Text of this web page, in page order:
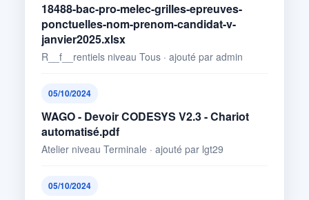
18488-bac-pro-melec-grilles-epreuves-
ponctuelles-nom-prenom-candidat-v-
janvier2025.xlsx
R__f__rentiels niveau Tous · ajouté par admin
05/10/2024
WAGO - Devoir CODESYS V2.3 - Chariot
automatisé.pdf
Atelier niveau Terminale · ajouté par lgt29
05/10/2024